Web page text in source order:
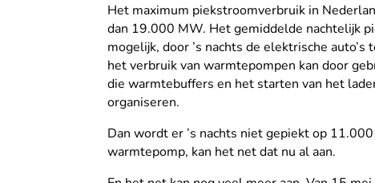
Het maximum piekstroomverbruik in
dan 19.000 MW. Het gemiddelde nachtelijk
mogelijk, door ’s nachts de elektrische
het verbruik van warmtepompen kan door
die warmtebuffers en het starten van het
organiseren.
Dan wordt er ’s nachts niet gepiekt op
warmtepomp, kan het net dat nu al aan.